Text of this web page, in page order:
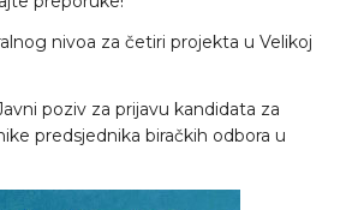
nivoa za četiri projekta u Velikoj
poziv za prijavu kandidata za
predsjednika biračkih odbora u